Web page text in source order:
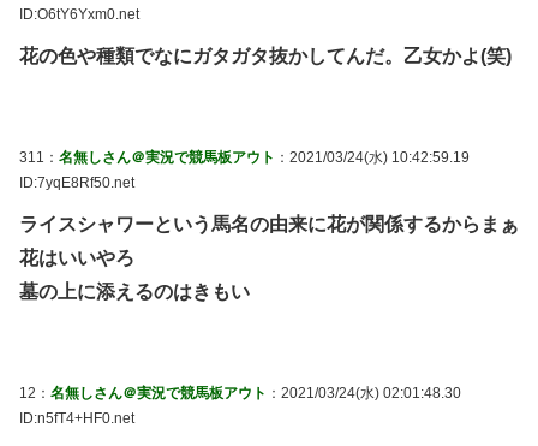
ID:O6tY6Yxm0.net
花の色や種類でなにガタガタ抜かしてんだ。乙女かよ(笑)
311： 名無しさん＠実況で競馬板アウト ：2021/03/24(水) 10:42:59.19
ID:7yqE8Rf50.net
ライスシャワーという馬名の由来に花が関係するからまぁ
花はいいやろ
墓の上に添えるのはきもい
12： 名無しさん＠実況で競馬板アウト ：2021/03/24(水) 02:01:48.30
ID:n5fT4+HF0.net